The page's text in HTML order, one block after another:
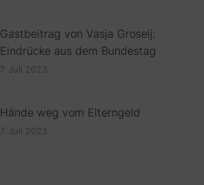
Gastbeitrag von Vasja Groselj:
Eindrücke aus dem Bundestag
7. Juli 2023
Hände weg vom Elterngeld
7. Juli 2023